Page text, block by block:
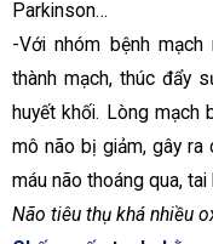
Parkinson…
-Với nhóm bệnh
thành mạch, thúc đẩy
huyết khối. Lòng mạch
mô não bị giảm, gây ra
máu não thoáng qua,
Não tiêu thụ khá nhiều